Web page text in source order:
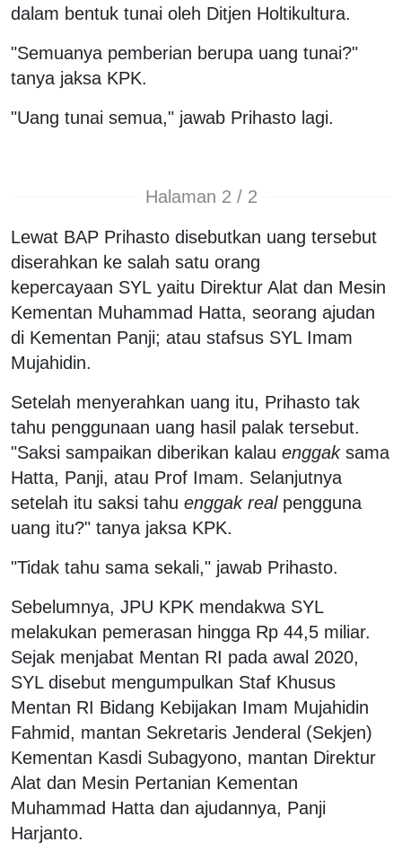
dalam bentuk tunai oleh Ditjen Holtikultura.
"Semuanya pemberian berupa uang tunai?"
tanya jaksa KPK.
"Uang tunai semua," jawab Prihasto lagi.
Halaman 2 / 2
Lewat BAP Prihasto disebutkan uang tersebut
diserahkan ke salah satu orang
kepercayaan SYL yaitu Direktur Alat dan Mesin
Kementan Muhammad Hatta, seorang ajudan
di Kementan Panji; atau stafsus SYL Imam
Mujahidin.
Setelah menyerahkan uang itu, Prihasto tak
tahu penggunaan uang hasil palak tersebut.
"Saksi sampaikan diberikan kalau enggaksama
Hatta, Panji, atau Prof Imam. Selanjutnya
setelah itu saksi tahu enggak realpengguna
uang itu?" tanya jaksa KPK.
"Tidak tahu sama sekali," jawab Prihasto.
Sebelumnya, JPU KPK mendakwa SYL
melakukan pemerasan hingga Rp 44,5 miliar.
Sejak menjabat Mentan RI pada awal 2020,
SYL disebut mengumpulkan Staf Khusus
Mentan RI Bidang Kebijakan Imam Mujahidin
Fahmid, mantan Sekretaris Jenderal (Sekjen)
Kementan Kasdi Subagyono, mantan Direktur
Alat dan Mesin Pertanian Kementan
Muhammad Hatta dan ajudannya, Panji
Harjanto.